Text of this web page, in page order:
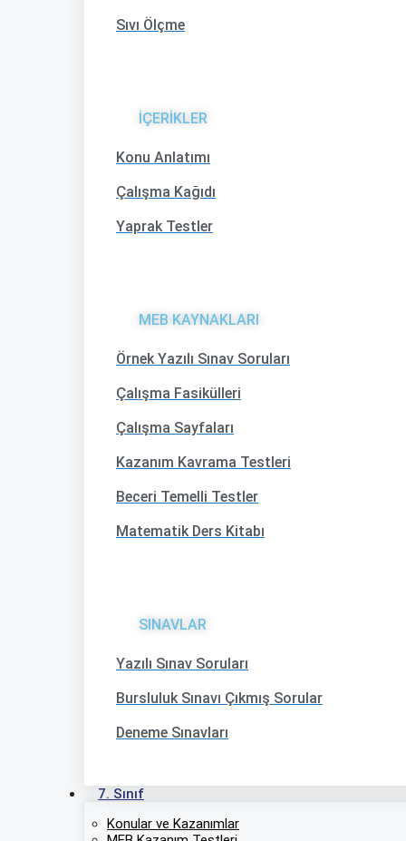
Sıvı Ölçme
İÇERİKLER
Konu Anlatımı
Çalışma Kağıdı
Yaprak Testler
MEB KAYNAKLARI
Örnek Yazılı Sınav Soruları
Çalışma Fasikülleri
Çalışma Sayfaları
Kazanım Kavrama Testleri
Beceri Temelli Testler
Matematik Ders Kitabı
SINAVLAR
Yazılı Sınav Soruları
Bursluluk Sınavı Çıkmış Sorular
Deneme Sınavları
7. Sınıf
Konular ve Kazanımlar